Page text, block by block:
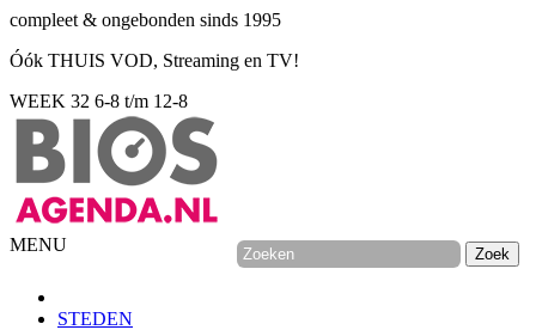
compleet & ongebonden sinds 1995
Óók THUIS VOD, Streaming en TV!
WEEK 32 6-8 t/m 12-8
MENU
STEDEN